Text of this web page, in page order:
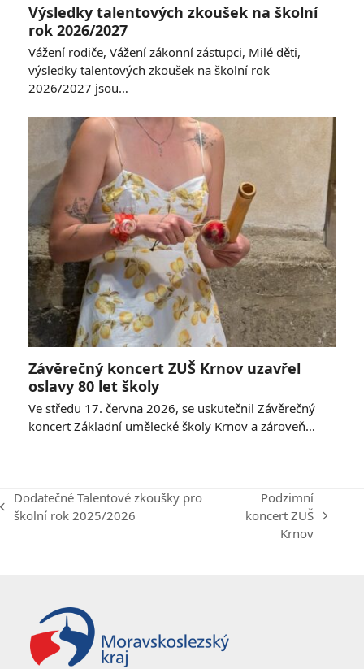
Výsledky talentových zkoušek na školní
rok 2026/2027
Vážení rodiče, Vážení zákonní zástupci, Milé děti,
výsledky talentových zkoušek na školní rok
2026/2027 jsou…
Závěrečný koncert ZUŠ Krnov uzavřel
oslavy 80 let školy
Ve středu 17. června 2026, se uskutečnil Závěrečný
koncert Základní umělecké školy Krnov a zároveň…
previous
Dodatečné Talentové zkoušky pro
školní rok 2025/2026
Podzimní
koncert ZUŠ
Krnov